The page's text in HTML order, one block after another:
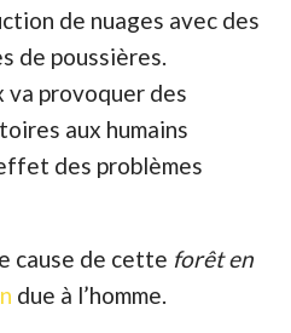
de nuages avec des
de poussières.
va provoquer des
aux humains
des problèmes
cause de cette forêt en
due à l’homme.